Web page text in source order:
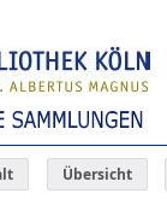
Übersicht